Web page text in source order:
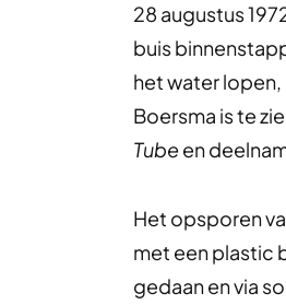
28 augustus
buis
het water
Boersma is te
Tubeen
Het opsporen
met een plastic
gedaan en via